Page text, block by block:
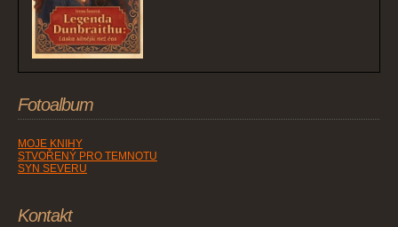
Fotoalbum
MOJE KNIHY
STVOŘENÝ PRO TEMNOTU
SYN SEVERU
Kontakt